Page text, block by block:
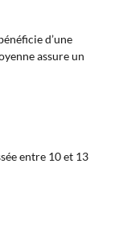
d’une
assure un
entre 10 et 13